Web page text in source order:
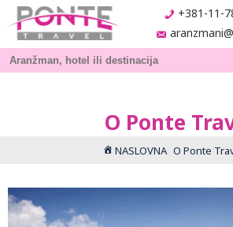
+381-11-
O Ponte
NASLOVNA O Ponte